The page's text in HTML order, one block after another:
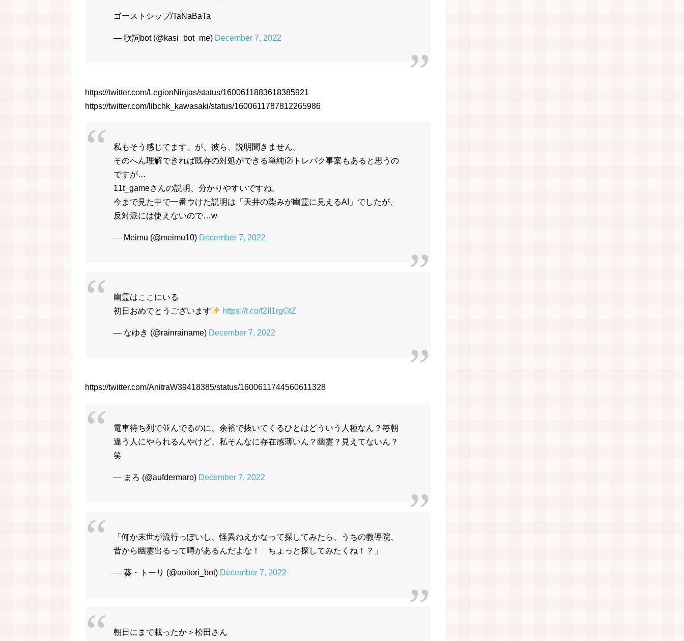
ゴーストシップ/TaNaBaTa
— 歌詞bot (@kasi_bot_me) December 7, 2022
https://twitter.com/LegionNinjas/status/1600611883618385921
https://twitter.com/libchk_kawasaki/status/1600611787812265986
私もそう感じてます。が、彼ら、説明聞きません。
そのへん理解できれば既存の対処ができる単純i2iトレパク事案もあると思うの
ですが…
11t_gameさんの説明、分かりやすいですね。
今まで見た中で一番ウけた説明は「天井の染みが幽霊に見えるAI」でしたが、
反対派には使えないので…w
— Meimu (@meimu10) December 7, 2022
幽霊はここにいる
初日おめでとうございます
https://t.co/f2II1rgGtZ
— なゆき (@rainrainame) December 7, 2022
https://twitter.com/AnitraW39418385/status/1600611744560611328
電車待ち列で並んでるのに、余裕で抜いてくるひとはどういう人種なん？毎朝
違う人にやられるんやけど、私そんなに存在感薄いん？幽霊？見えてないん？
笑
— まろ (@aufdermaro) December 7, 2022
「何か末世が流行っぽいし、怪異ねえかなって探してみたら、うちの教導院、
昔から幽霊出るって噂があるんだよな！ ちょっと探してみたくね！？」
— 葵・トーリ (@aoitori_bot) December 7, 2022
朝日にまで載ったか＞松田さん